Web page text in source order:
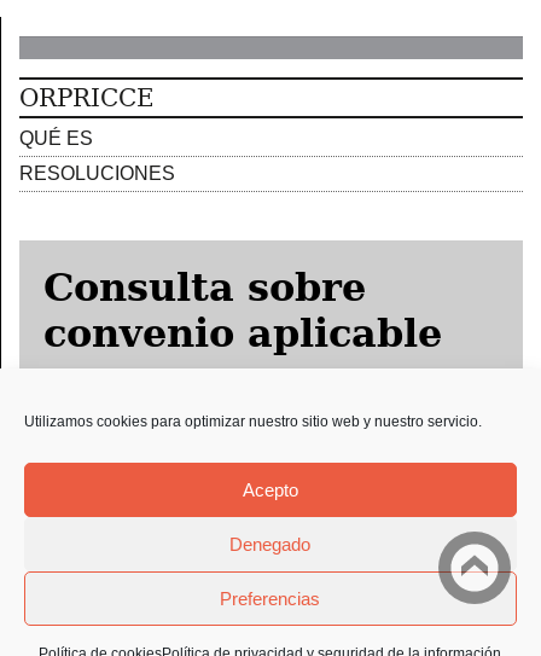
Utilizamos cookies para optimizar nuestro sitio web y nuestro servicio.
Acepto
Denegado
Preferencias
ORPRICCE
QUÉ ES
RESOLUCIONES
Consulta sobre
convenio aplicable
AVISO LEGAL POLÍTICA DE PRIVACIDAD Y SEGURIDAD DE